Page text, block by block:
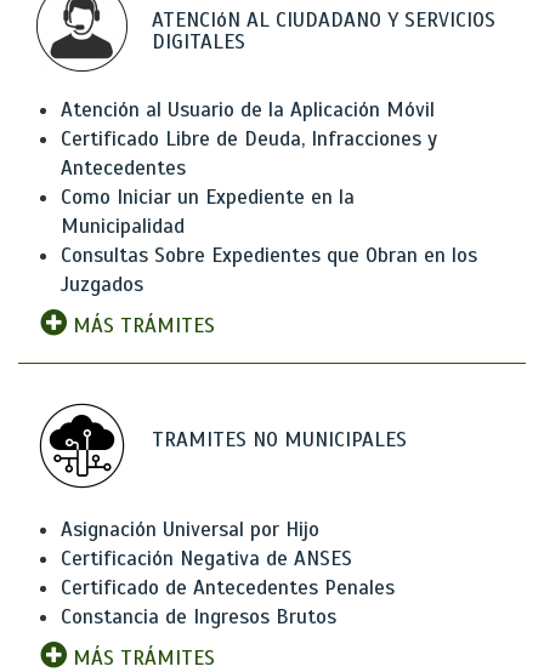
ATENCIóN AL CIUDADANO Y SERVICIOS
DIGITALES
Atención al Usuario de la Aplicación Móvil
Certificado Libre de Deuda, Infracciones y
Antecedentes
Como Iniciar un Expediente en la
Municipalidad
Consultas Sobre Expedientes que Obran en los
Juzgados
MÁS TRÁMITES
TRAMITES NO MUNICIPALES
Asignación Universal por Hijo
Certificación Negativa de ANSES
Certificado de Antecedentes Penales
Constancia de Ingresos Brutos
MÁS TRÁMITES